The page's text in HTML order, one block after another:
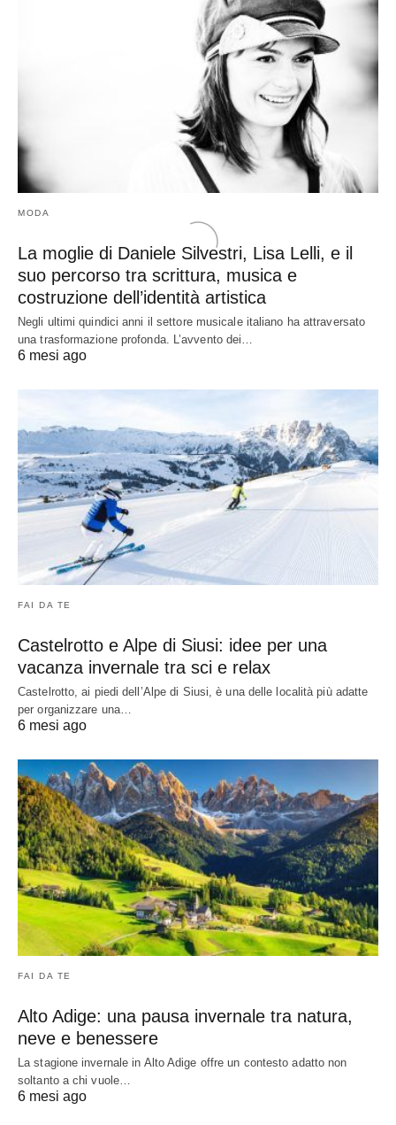
MODA
La moglie di Daniele Silvestri, Lisa Lelli, e il
suo percorso tra scrittura, musica e
costruzione dell’identità artistica
Negli ultimi quindici anni il settore musicale italiano ha attraversato
una trasformazione profonda. L’avvento dei…
6 mesi ago
FAI DA TE
Castelrotto e Alpe di Siusi: idee per una
vacanza invernale tra sci e relax
Castelrotto, ai piedi dell’Alpe di Siusi, è una delle località più adatte
per organizzare una…
6 mesi ago
FAI DA TE
Alto Adige: una pausa invernale tra natura,
neve e benessere
La stagione invernale in Alto Adige offre un contesto adatto non
soltanto a chi vuole…
6 mesi ago